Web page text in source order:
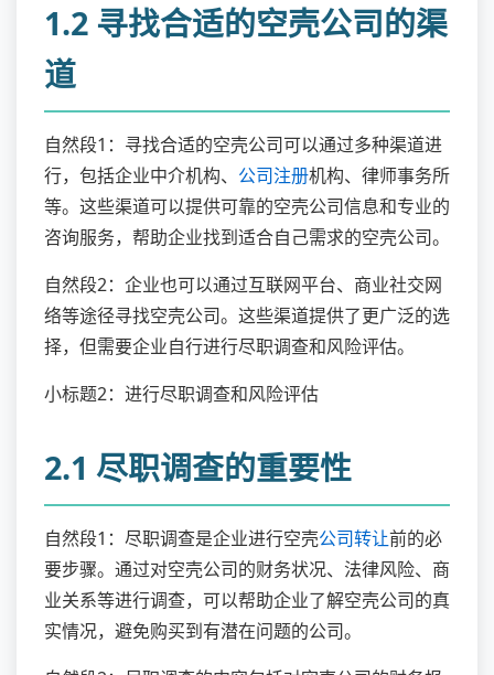
1.2 寻找合适的空壳公司的渠
道
自然段1：寻找合适的空壳公司可以通过多种渠道进
行，包括企业中介机构、 公司注册机构、律师事务所
等。这些渠道可以提供可靠的空壳公司信息和专业的
咨询服务，帮助企业找到适合自己需求的空壳公司。
自然段2：企业也可以通过互联网平台、商业社交网
络等途径寻找空壳公司。这些渠道提供了更广泛的选
择，但需要企业自行进行尽职调查和风险评估。
小标题2：进行尽职调查和风险评估
2.1 尽职调查的重要性
自然段1：尽职调查是企业进行空壳公司转让前的必
要步骤。通过对空壳公司的财务状况、法律风险、商
业关系等进行调查，可以帮助企业了解空壳公司的真
实情况，避免购买到有潜在问题的公司。